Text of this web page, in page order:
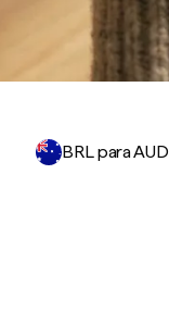
BRL para AUD